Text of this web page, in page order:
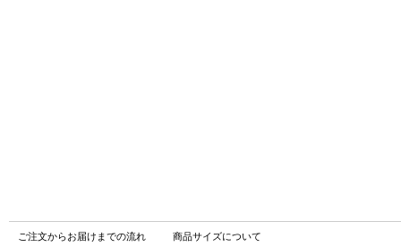
ご注文からお届けまでの流れ
商品サイズについて